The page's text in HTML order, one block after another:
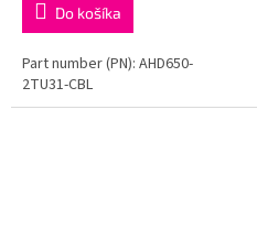
Do košíka
Part number (PN): AHD650-
2TU31-CBL